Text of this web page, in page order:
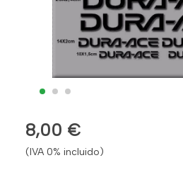
8,00 €
(IVA 0% incluido)